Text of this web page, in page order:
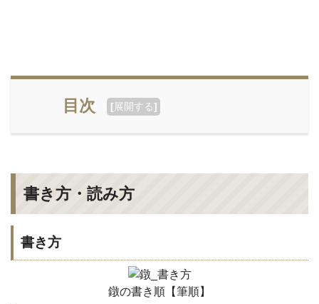
目次 [展開する]
書き方・読み方
書き方
鐓の書き順【筆順】